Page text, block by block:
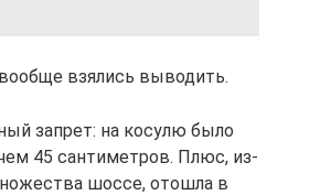
взялись выводить.
запрет: на косулю было
45 сантиметров. Плюс, из-
шоссе, отошла в